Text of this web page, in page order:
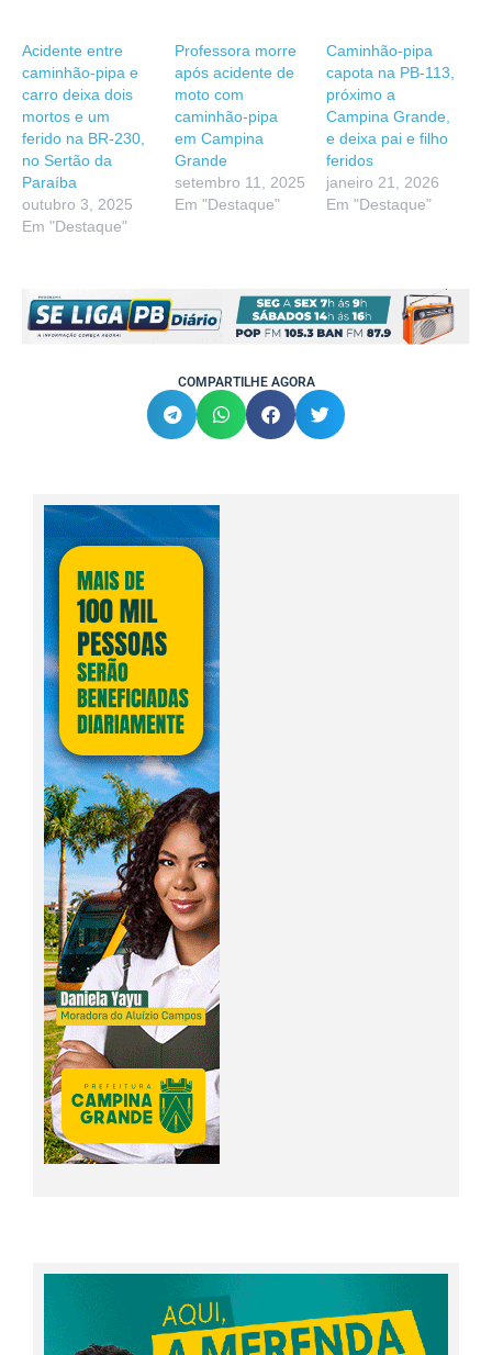
Acidente entre
caminhão-pipa e
carro deixa dois
mortos e um
ferido na BR-230,
no Sertão da
Paraíba
outubro 3, 2025
Em "Destaque"
Professora morre
após acidente de
moto com
caminhão-pipa
em Campina
Grande
setembro 11, 2025
Em "Destaque"
Caminhão-pipa
capota na PB-113,
próximo a
Campina Grande,
e deixa pai e filho
feridos
janeiro 21, 2026
Em "Destaque"
COMPARTILHE AGORA